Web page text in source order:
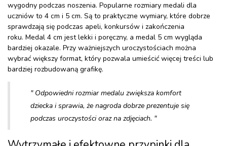
wygodny podczas noszenia. Popularne rozmiary medali dla
uczniów to 4 cm i 5 cm. Są to praktyczne wymiary, które dobrze
sprawdzają się podczas apeli, konkursów i zakończenia
roku. Medal 4 cm jest lekki i poręczny, a medal 5 cm wygląda
bardziej okazale. Przy ważniejszych uroczystościach można
wybrać większy format, który pozwala umieścić więcej treści lub
bardziej rozbudowaną grafikę.
Odpowiedni rozmiar medalu zwiększa komfort
dziecka i sprawia, że nagroda dobrze prezentuje się
podczas uroczystości oraz na zdjęciach.